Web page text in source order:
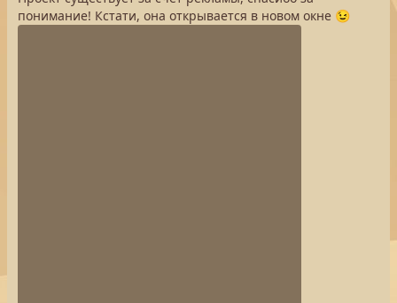
понимание! Кстати, она открывается в новом окне 😉